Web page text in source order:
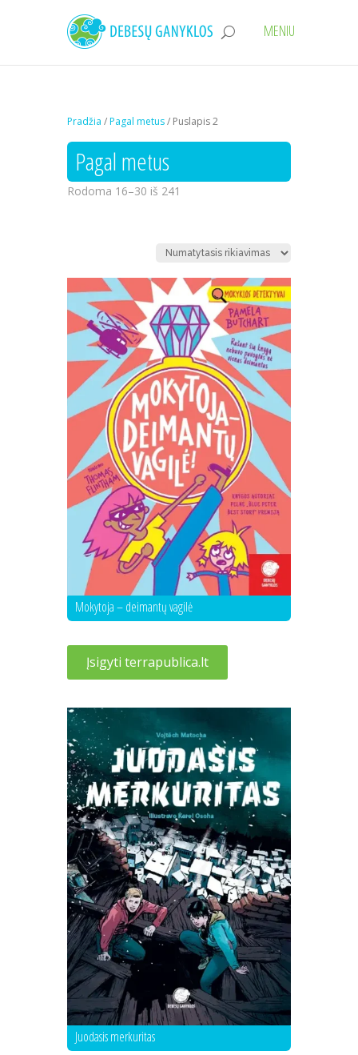
Pradžia /Pagal metus/ Puslapis 2
Pagal metus
Rodoma 16–30 iš 241
Mokytoja – deimantų vagilė
Įsigyti terrapublica.lt
Juodasis merkuritas